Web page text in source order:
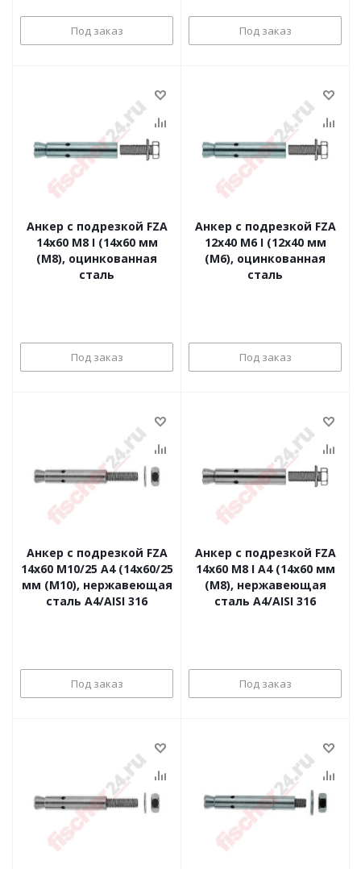
Под заказ Под заказ
Анкер с подрезкой FZA
14x60 M8 I (14x60 мм
(M8), оцинкованная
сталь
Под заказ
Анкер с подрезкой FZA
12x40 M6 I (12x40 мм
(M6), оцинкованная
сталь
Под заказ
Анкер с подрезкой FZA
14x60 M10/25 A4 (14x60/25
мм (M10), нержавеющая
сталь A4/AISI 316
Под заказ
Анкер с подрезкой FZA
14x60 M8 I A4 (14x60 мм
(M8), нержавеющая
сталь A4/AISI 316
Под заказ